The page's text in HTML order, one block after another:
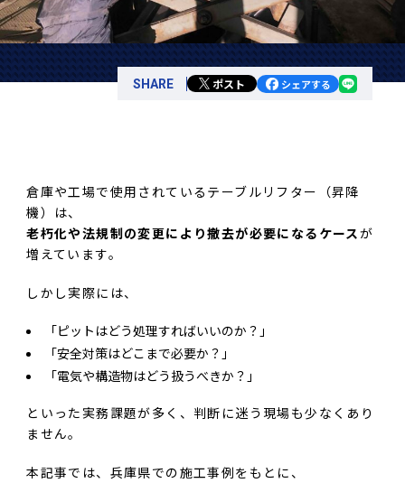
SHARE ポスト シェアする
倉庫や工場で使用されているテーブルリフター（昇降
機）は、
老朽化や法規制の変更により撤去が必要になるケースが
増えています。
しかし実際には、
「ピットはどう処理すればいいのか？」
「安全対策はどこまで必要か？」
「電気や構造物はどう扱うべきか？」
といった実務課題が多く、判断に迷う現場も少なくあり
ません。
本記事では、兵庫県での施工事例をもとに、